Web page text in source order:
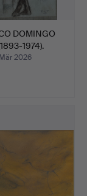
DOMINGO
1974).
2026